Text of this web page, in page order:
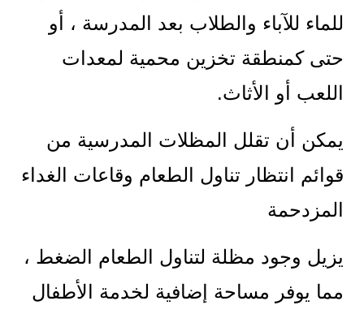
للماء للآباء والطلاب بعد المدرسة ، أو
حتى كمنطقة تخزين محمية لمعدات
اللعب أو الأثاث.
يمكن أن تقلل المظلات المدرسية من
قوائم انتظار تناول الطعام وقاعات الغداء
المزدحمة
يزيل وجود مظلة لتناول الطعام الضغط ،
مما يوفر مساحة إضافية لخدمة الأطفال